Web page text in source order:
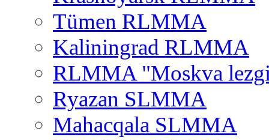
Tümen RLMMA
Kaliningrad RLMMA
RLMMA "Moskva
Ryazan SLMMA
Mahacqala SLMMA